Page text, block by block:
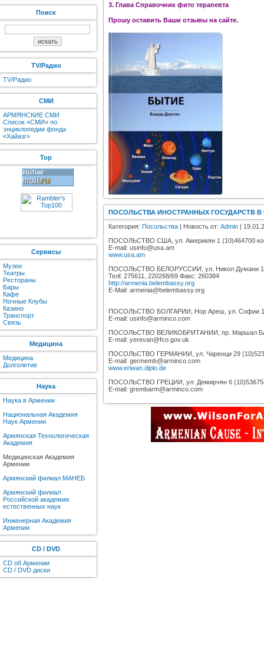
Поиск
TV/Радио
TV/Радио
СМИ
АРМЯНСКИЕ СМИ
Список «СМИ» по
энциклопедии фонда
«Хайазг»
Top
Сервисы
Музеи
Театры
Рестораны
Бары
Кафе
Ночные Клубы
Казино
Транспорт
Связь
Медицина
Медицина
Долголетие
Наука
Наука в Армении
Национальная Академия
Наук Армении
Армянская Технологическая
Академия
Медицинская Академия
Армении
Армянский филиал МАНЕБ
Армянский филиал
Российской академии
естественных наук
Инженерная Академия
Армении
CD / DVD
CD об Армении
CD / DVD диски
3. Глава Справочник фито терапевта
Прошу оставить Ваши отзывы на сайте.
ПОСОЛЬСТВА ИНОСТРАННЫХ ГОСУДАРСТВ В
Категория: Посольства | Новость от: Admin |
ПОСОЛЬСТВО США, ул. Америкян 1 (10)464700
E-mail: usinfo@usa.am
www.usa.am
ПОСОЛЬСТВО БЕЛОРУССИИ, ул. Никол Думани
Телl: 275611, 220268/69 Факс: 260384
http://armenia.belembassy.org
E-Mail: armenia@belembassy.org
ПОСОЛЬСТВО БОЛГАРИИ, Нор Ареш, ул. Софии
E-mail: usinfo@arminco.com
ПОСОЛЬСТВО ВЕЛИКОБРИТАНИИ, пр. Маршал
E-mail: yerevan@fco.gov.uk
ПОСОЛЬСТВО ГЕРМАНИИ, ул. Чаренци 29
E-mail: germemb@arminco.com
www.eriwan.diplo.de
ПОСОЛЬСТВО ГРЕЦИИ, ул. Демирчян 6 (10)536754
E-mail: grembarm@arminco.com